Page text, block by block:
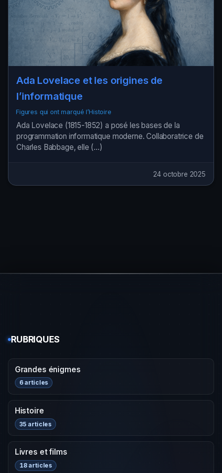
Ada Lovelace et les origines de
l’informatique
Figures qui ont marqué l’Histoire
Ada Lovelace (1815-1852) a posé les bases de la
programmation informatique moderne. Collaboratrice de
Charles Babbage, elle (…)
24 octobre 2025
RUBRIQUES
Grandes énigmes
6 articles
Histoire
35 articles
Livres et films
18 articles